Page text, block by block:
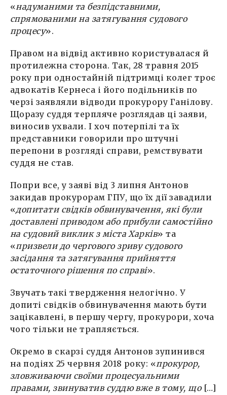
«надуманими та безпідставними,
спрямованими на затягування судового
процесу».
Правом на відвід активно користувалася й
протилежна сторона. Так, 28 травня 2015
року при одностайній підтримці колег троє
адвокатів Кернеса і його подільників по
черзі заявляли відводи прокурору Ганілову.
Щоразу суддя терпляче розглядав ці заяви,
виносив ухвали. І хоч потерпілі та їх
представники говорили про штучні
перепони в розгляді справи, ремствувати
суддя не став.
Попри все, у заяві від 3 липня Антонов
закидав прокурорам ГПУ, що їх дії завадили
«допитати свідків обвинувачення, які були
доставлені приводом або прибули самостійно
на судовий виклик з міста Харків» та
«призвели до чергового зриву судового
засідання та затягування прийняття
остаточного рішення по справі».
Звучать такі твердження нелогічно. У
допиті свідків обвинувачення мають бути
зацікавлені, в першу чергу, прокурори, хоча
чого тільки не трапляється.
Окремо в скарзі суддя Антонов зупинився
на подіях 25 червня 2018 року: «прокурор,
зловживаючи своїми процесуальними
правами, звинуватив суддю вже в тому, що […]